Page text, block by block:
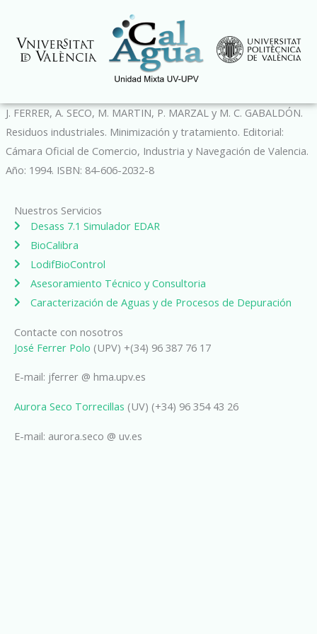
contenido
J. FERRER, A. SECO, M. MARTIN, P. MARZAL y M. C. GABALDÓN.
Residuos industriales. Minimización y tratamiento. Editorial:
Cámara Oficial de Comercio, Industria y Navegación de Valencia.
Año: 1994. ISBN: 84-606-2032-8
Nuestros Servicios
Desass 7.1 Simulador EDAR
BioCalibra
LodifBioControl
Asesoramiento Técnico y Consultoria
Caracterización de Aguas y de Procesos de Depuración
Contacte con nosotros
José Ferrer Polo (UPV) +(34) 96 387 76 17
E-mail: jferrer @ hma.upv.es
Aurora Seco Torrecillas (UV) (+34) 96 354 43 26
E-mail: aurora.seco @ uv.es